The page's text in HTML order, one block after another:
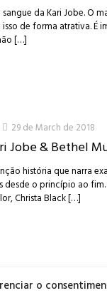
o
da Kari Jobe. O
de forma atrativa. É
[…]
29 de March de 2018
Jobe & Bethel
história que narra
desde o princípio ao fim.
Christa Black[…]